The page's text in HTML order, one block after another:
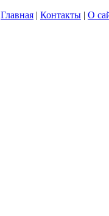
Главная | Контакты | О